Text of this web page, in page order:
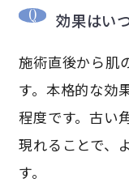
効果はい
施術直後から肌
す。本格的な効
程度です。古い
現れることで、
す。